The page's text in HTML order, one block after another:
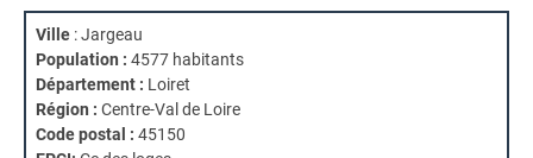
Ville : Jargeau
Population : 4577 habitants
Département : Loiret
Région : Centre-Val de Loire
Code postal : 45150